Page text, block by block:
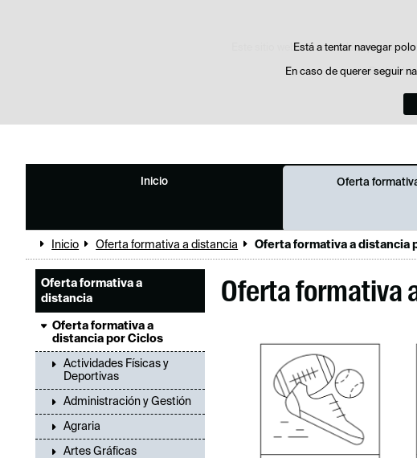
Este sitio web utiliza cookies propias
Pode
Está a tentar navegar
En caso de querer seguir
Inicio Oferta
Inicio Oferta formativa a distancia Oferta formativa a distancia
Oferta formativa a
distancia
Oferta formativa a
distancia por Ciclos
Actividades Físicas y
Deportivas
Administración y Gestión
Agraria
Artes Gráficas
Oferta formativa